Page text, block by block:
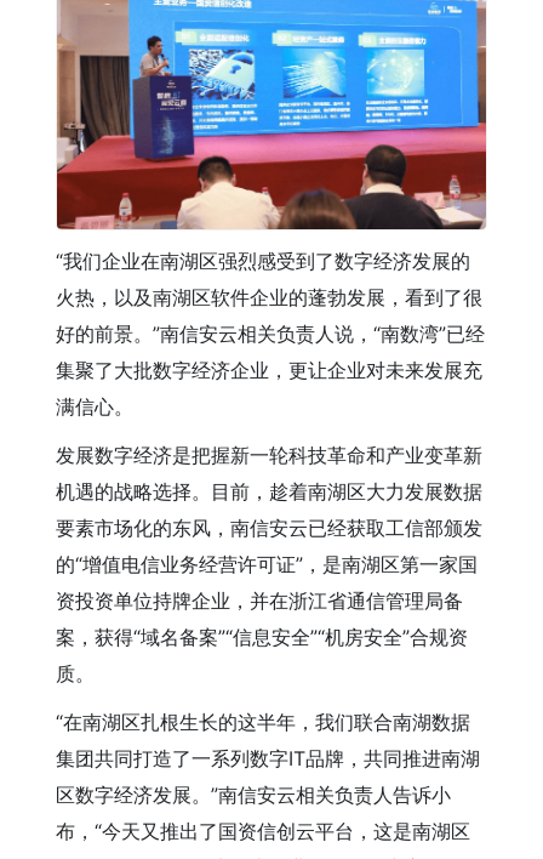
“我们企业在南湖区强烈感受到了数字经济发展的
火热，以及南湖区软件企业的蓬勃发展，看到了很
好的前景。”南信安云相关负责人说，“南数湾”已经
集聚了大批数字经济企业，更让企业对未来发展充
满信心。
发展数字经济是把握新一轮科技革命和产业变革新
机遇的战略选择。目前，趁着南湖区大力发展数据
要素市场化的东风，南信安云已经获取工信部颁发
的“增值电信业务经营许可证”，是南湖区第一家国
资投资单位持牌企业，并在浙江省通信管理局备
案，获得“域名备案”“信息安全”“机房安全”合规资
质。
“在南湖区扎根生长的这半年，我们联合南湖数据
集团共同打造了一系列数字IT品牌，共同推进南湖
区数字经济发展。”南信安云相关负责人告诉小
布，“今天又推出了国资信创云平台，这是南湖区